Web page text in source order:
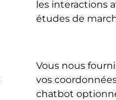
les interactions
études de
Vous nous
vos
chatbot